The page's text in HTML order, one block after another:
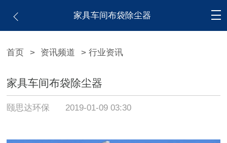
家具车间布袋除尘器 ​
首页 > 资讯频道 > 行业资讯
家具车间布袋除尘器 ​
颐思达环保 2019-01-09 03:30